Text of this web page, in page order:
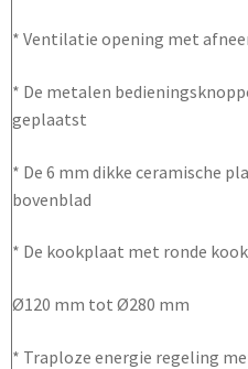
* Ventilatie opening met
* De metalen
geplaatst
* De 6 mm dikke ceramische
bovenblad
* De kookplaat met ronde
Ø120 mm tot Ø280 mm
* Traploze energie regeling